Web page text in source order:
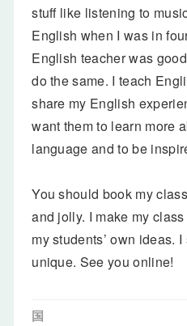
stuff like listening to
English when I was in
English teacher was
do the same. I teach
share my English
want them to learn more
language and to be
You should book my
and jolly. I make my
my students’ own ideas.
unique. See you online!
国